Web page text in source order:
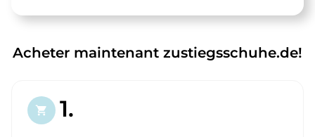
Acheter maintenant zustiegsschuhe.de!
shopping_cart 1.